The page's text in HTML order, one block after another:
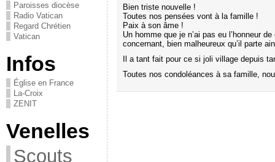
Paroisses diocèse
Radio Vatican
Regard Chrétien
Vatican
Infos
Église en France
La-Croix
ZENIT
Venelles
Scouts
Bien triste nouvelle !
Toutes nos pensées vont à la famille !
Paix à son âme !
Un homme que je n’ai pas eu l’honneur
concernant, bien malheureux qu’il parte
Il a tant fait pour ce si joli village depuis
Toutes nos condoléances à sa famille,